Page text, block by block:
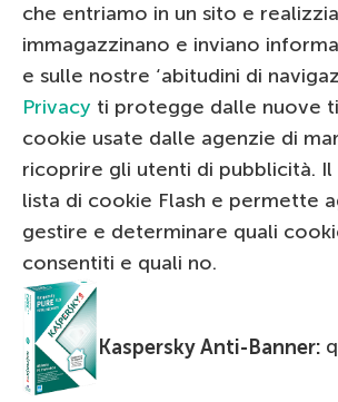
che entriamo in un sito e
immagazzinano e inviano
e sulle nostre ‘abitudini di
Privacy ti protegge dalle nuove
cookie usate dalle agenzie di
ricoprire gli utenti di pubblicità. Il
lista di cookie Flash e permette
gestire e determinare quali
consentiti e quali no.
Kaspersky Anti-Banner: